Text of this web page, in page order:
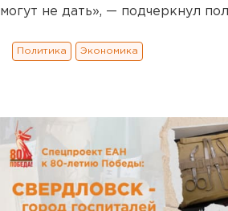
могут не дать», — подчеркнул
Политика Экономика